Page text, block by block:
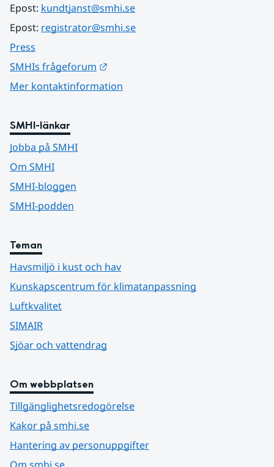
Epost: kundtjanst@smhi.se
Epost: registrator@smhi.se
Press
SMHIs frågeforum
Mer kontaktinformation
SMHI-länkar
Jobba på SMHI
Om SMHI
SMHI-bloggen
SMHI-podden
Teman
Havsmiljö i kust och hav
Kunskapscentrum för klimatanpassning
Luftkvalitet
SIMAIR
Sjöar och vattendrag
Om webbplatsen
Tillgänglighetsredogörelse
Kakor på smhi.se
Hantering av personuppgifter